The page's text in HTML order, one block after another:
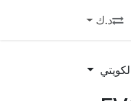
د.ك